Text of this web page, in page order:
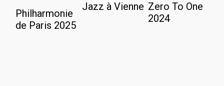
Philharmonie
de Paris 2025
Jazz à Vienne Zero To One
2024